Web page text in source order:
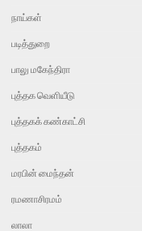
நாய்கள்
படித்துறை
பாலு மகேந்திரா
புத்தக வெளியீடு
புத்தகக் கண்காட்சி
புத்தகம்
மரபின் மைந்தன்
ரமணாசிரமம்
லாலா